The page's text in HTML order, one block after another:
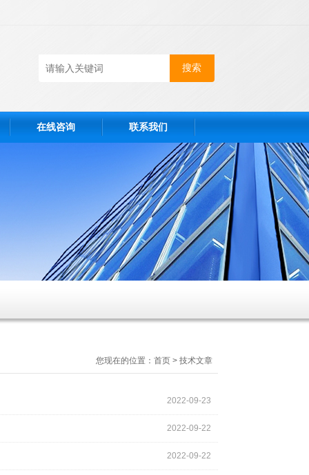
在线咨询 联系我们
您现在的位置： 首页 > 技术文章
2022-09-23
2022-09-22
2022-09-22